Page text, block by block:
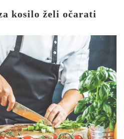
kosilo želi očarati